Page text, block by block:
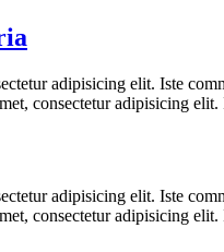
adipisicing elit. Iste
consectetur adipisicing
adipisicing elit. Iste
consectetur adipisicing